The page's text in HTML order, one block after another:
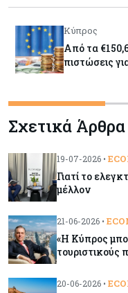
Κύπρος
Από τα
πιστώσεις
Κόσμος
Παγκόσμιος
τροφίμων
Κύπρος
Οι τιμές
Κύπρος
- Άνοδος
Σχετικά Άρθρα
19-07-2026 •
Γιατί το
μέλλον
21-06-2026 •
«Η Κύπρος
τουριστικούς
20-06-2026 •